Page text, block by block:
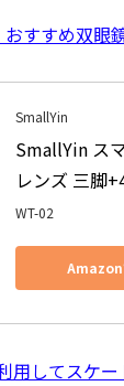
おすすめ双眼
SmallYin
SmallYin ス
レンズ 三脚
WT-02
Amazon
用してスケ